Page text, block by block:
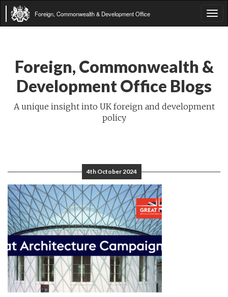
Foreign, Commonwealth & Development Office
Foreign, Commonwealth &
Development Office Blogs
A unique insight into UK foreign and development
policy
4th October 2024